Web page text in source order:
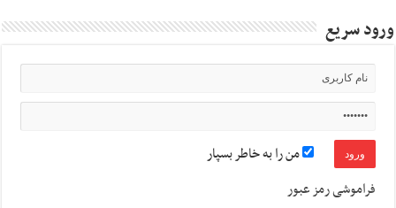
ورود سریع
من را به خاطر بسپار
فراموشی رمز عبور